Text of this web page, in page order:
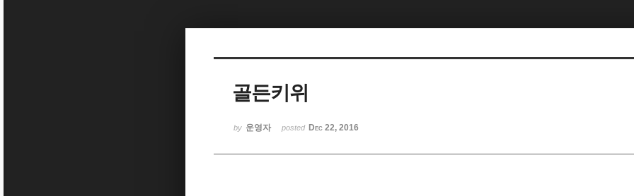
골든키위
by 운영자 posted Dec 22, 2016
Sketchbook5, 스케치북5
Sketchbook5, 스케치북5